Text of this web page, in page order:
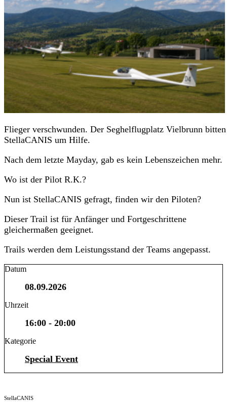
Flieger verschwunden. Der Seghelflugplatz Vielbrunn bitten
StellaCANIS um Hilfe.
Nach dem letzte Mayday, gab es kein Lebenszeichen mehr.
Wo ist der Pilot R.K.?
Nun ist StellaCANIS gefragt, finden wir den Piloten?
Dieser Trail ist für Anfänger und Fortgeschrittene
gleichermaßen geeignet.
Trails werden dem Leistungsstand der Teams angepasst.
Datum
08.09.2026
Uhrzeit
16:00 - 20:00
Kategorie
Special Event
StellaCANIS